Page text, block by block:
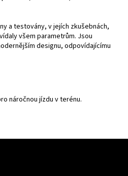
a testovány, v jejích zkušebnách,
všem parametrům. Jsou
designu, odpovídajícímu
náročnou jízdu v terénu.